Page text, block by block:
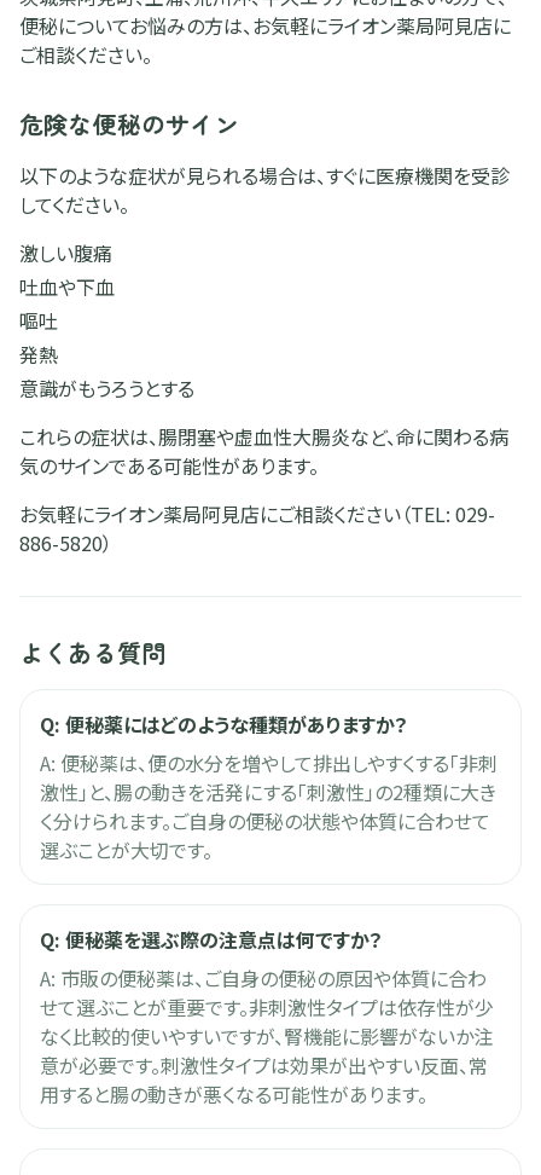
便秘についてお悩みの方は、お気軽にライオン薬局阿見店に
ご相談ください。
危険な便秘のサイン
以下のような症状が見られる場合は、すぐに医療機関を受診
してください。
激しい腹痛
吐血や下血
嘔吐
発熱
意識がもうろうとする
これらの症状は、腸閉塞や虚血性大腸炎など、命に関わる病
気のサインである可能性があります。
お気軽にライオン薬局阿見店にご相談ください（TEL: 029-
886-5820）
よくある質問
Q: 便秘薬にはどのような種類がありますか？
A: 便秘薬は、便の水分を増やして排出しやすくする「非刺
激性」と、腸の動きを活発にする「刺激性」の2種類に大き
く分けられます。ご自身の便秘の状態や体質に合わせて
選ぶことが大切です。
Q: 便秘薬を選ぶ際の注意点は何ですか？
A: 市販の便秘薬は、ご自身の便秘の原因や体質に合わ
せて選ぶことが重要です。非刺激性タイプは依存性が少
なく比較的使いやすいですが、腎機能に影響がないか注
意が必要です。刺激性タイプは効果が出やすい反面、常
用すると腸の動きが悪くなる可能性があります。